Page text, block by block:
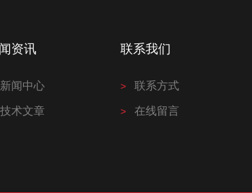
资讯
新闻中心
技术文章
联系我们
联系方式
在线留言